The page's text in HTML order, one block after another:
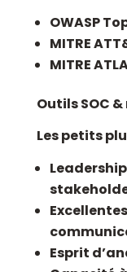
OWASP
MITRE
MITRE
Outils SOC
Les petits
Esprit